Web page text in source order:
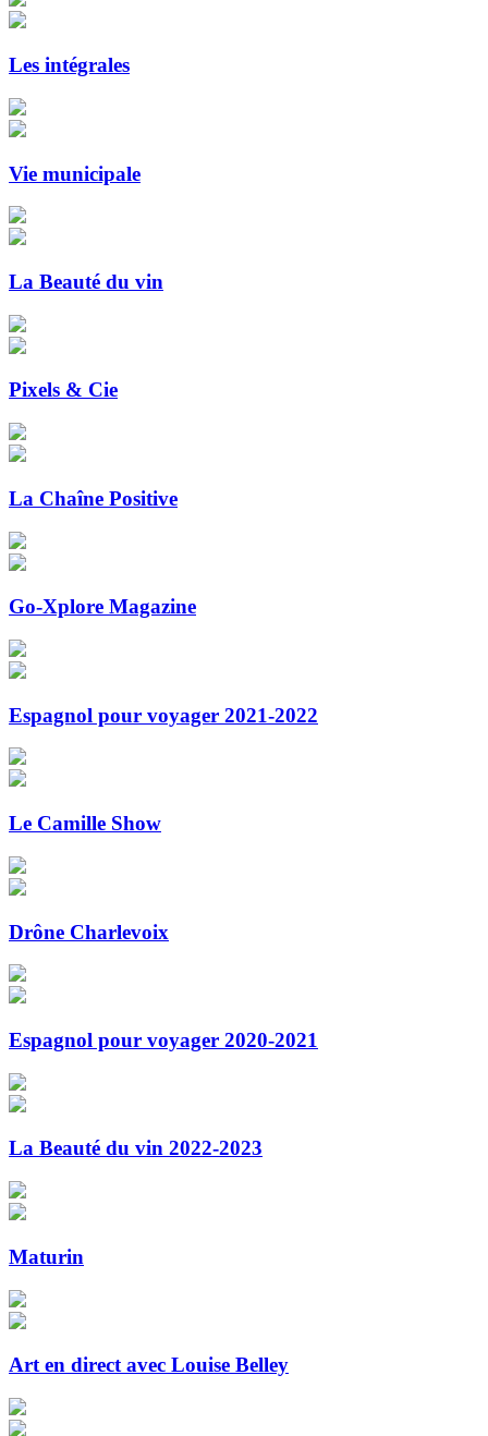
Les intégrales
Vie municipale
La Beauté du vin
Pixels & Cie
La Chaîne Positive
Go-Xplore Magazine
Espagnol pour voyager 2021-2022
Le Camille Show
Drône Charlevoix
Espagnol pour voyager 2020-2021
La Beauté du vin 2022-2023
Maturin
Art en direct avec Louise Belley